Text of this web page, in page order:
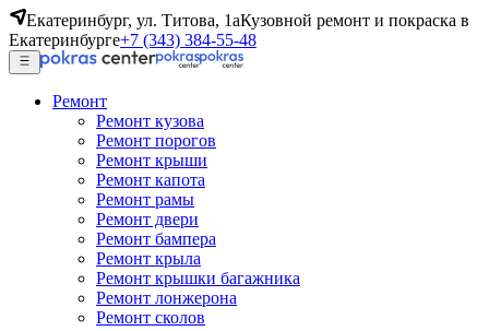
Екатеринбург, ул. Титова, 1аКузовной ремонт и покраска в
Екатеринбурге+7 (343) 384-55-48
Ремонт
Ремонт кузова
Ремонт порогов
Ремонт крыши
Ремонт капота
Ремонт рамы
Ремонт двери
Ремонт бампера
Ремонт крыла
Ремонт крышки багажника
Ремонт лонжерона
Ремонт сколов